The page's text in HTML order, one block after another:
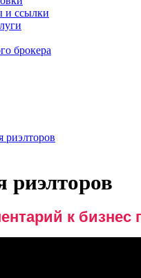
и ссылки
брокера
риэлторов
риэлторов
к бизнес